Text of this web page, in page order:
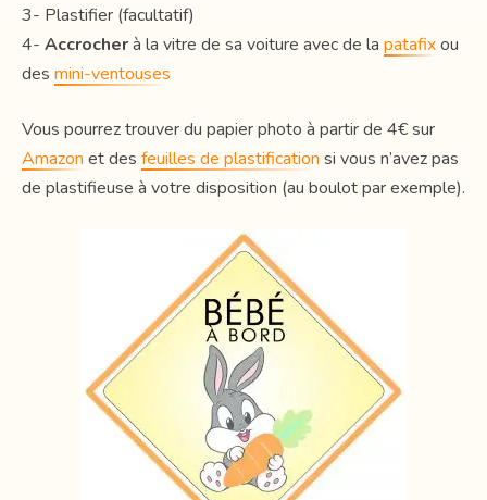
3- Plastifier (facultatif)
4- Accrocherà la vitre de sa voiture avec de la patafixou
des mini-ventouses
Vous pourrez trouver du papier photo à partir de 4€ sur
Amazon et des feuilles de plastification si vous n’avez pas
de plastifieuse à votre disposition (au boulot par exemple).